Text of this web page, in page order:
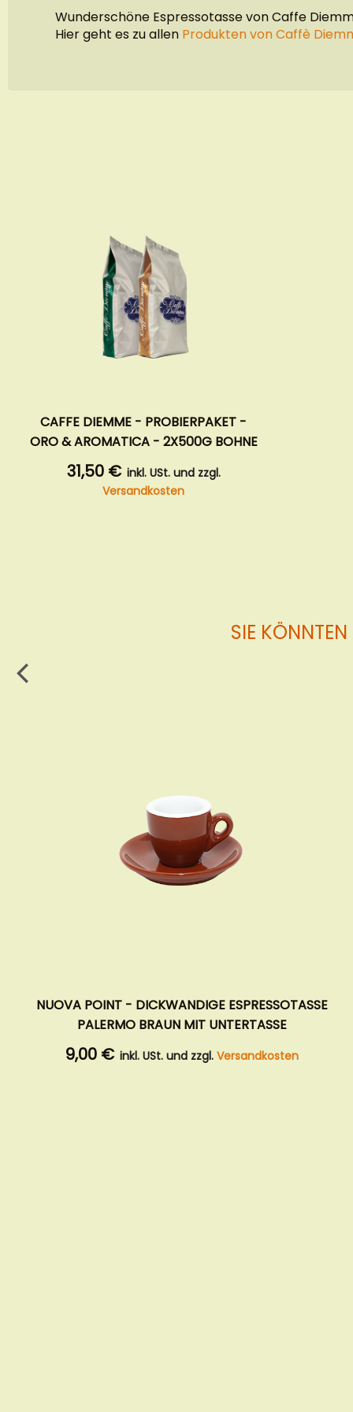
Wunderschöne Espressotasse von Caffe
Hier geht es zu allen Produkten von Caffè
CAFFE DIEMME - PROBIERPAKET -
ORO & AROMATICA - 2X500G BOHNE
31,50 € inkl. USt. und zzgl.
Versandkosten
SIE
NUOVA POINT - DICKWANDIGE ESPRESSOTASSE
PALERMO BRAUN MIT UNTERTASSE
9,00 € inkl. USt. und zzgl. Versandkosten